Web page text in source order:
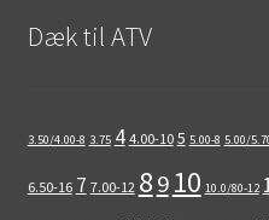
Dæk til ATV
3.50/4.00-8 3.75 4 4.00-10 5 5.00-8 5.00/
6.50-16 7 7.00-12 89 10 10.0/80-12